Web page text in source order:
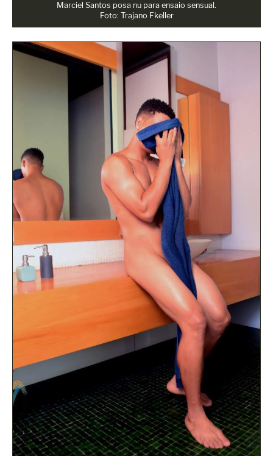
Marciel Santos posa nu para ensaio sensual.
Foto: Trajano Fkeller